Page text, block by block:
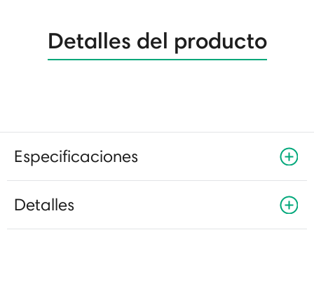
Detalles del producto
Especificaciones
Detalles